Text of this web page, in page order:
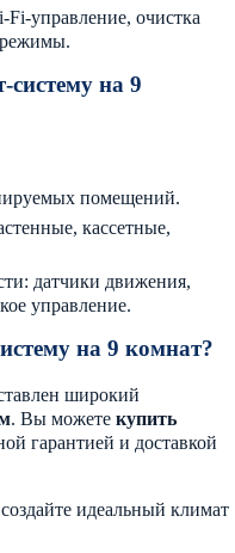
Fi-управление, очистка
режимы.
на 9
помещений.
кассетные,
датчики движения,
управление.
на 9 комнат?
широкий
. Вы можете купить
гарантией и доставкой
идеальный климат